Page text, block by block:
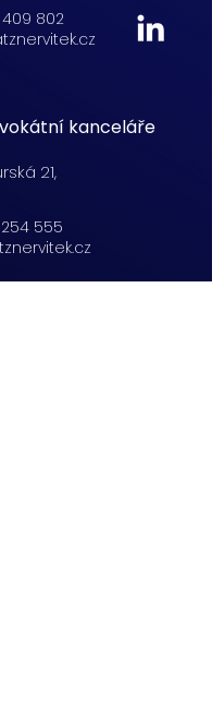
802
kanceláře
21,
555